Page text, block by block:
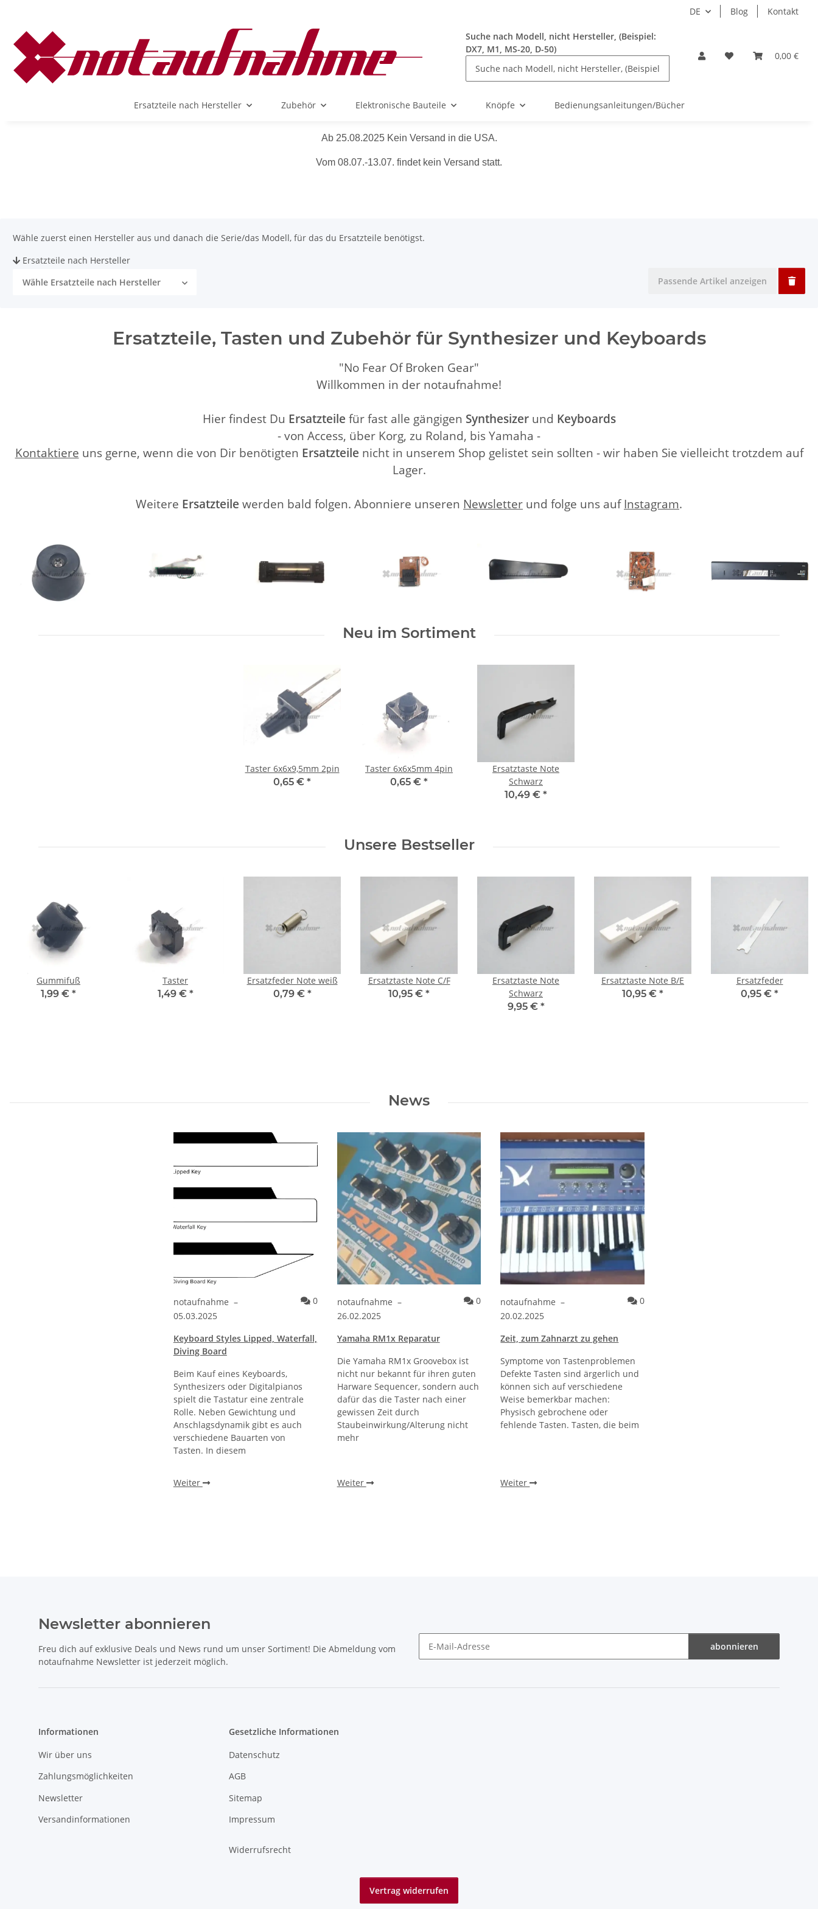
DE Blog Kontakt
Suche nach Modell, nicht Hersteller, (Beispiel:
DX7, M1, MS-20, D-50)
0,00 €
Ersatzteile nach Hersteller Zubehör Elektronische Bauteile Knöpfe Bedienungsanleitungen/Bücher
Ab 25.08.2025 Kein Versand in die USA.
Vom 08.07.-13.07. findet kein Versand statt.
Wähle zuerst einen Hersteller aus und danach die Serie/das Modell, für das du Ersatzteile benötigst.
Ersatzteile nach Hersteller
Wähle Ersatzteile nach Hersteller
Passende Artikel anzeigen
Ersatzteile, Tasten und Zubehör für Synthesizer und Keyboards
"No Fear Of Broken Gear"
Willkommen in der notaufnahme!
Hier findest Du Ersatzteile für fast alle gängigen Synthesizerund Keyboards
- von Access, über Korg, zu Roland, bis Yamaha -
Kontaktiere uns gerne, wenn die von Dir benötigten Ersatzteile nicht in unserem Shop gelistet sein sollten - wir haben Sie vielleicht trotzdem auf
Lager.
Weitere Ersatzteile werden bald folgen. Abonniere unseren Newsletter und folge uns auf Instagram.
Neu im Sortiment
Taster 6x6x9,5mm 2pin
0,65 € *
Taster 6x6x5mm 4pin
0,65 € *
Ersatztaste Note
Schwarz
10,49 € *
Unsere Bestseller
Gummifuß
1,99 € *
Taster
1,49 € *
Ersatzfeder Note weiß
0,79 € *
Ersatztaste Note C/F
10,95 € *
Ersatztaste Note
Schwarz
9,95 € *
Ersatztaste Note B/E
10,95 € *
Ersatzfeder
0,95 € *
News
notaufnahme –
05.03.2025
0Kommentare zum Artikel Keyboard Styles Lipped, Waterfall, Diving Board
Keyboard Styles Lipped, Waterfall,
Diving Board
Beim Kauf eines Keyboards,
Synthesizers oder Digitalpianos
spielt die Tastatur eine zentrale
Rolle. Neben Gewichtung und
Anschlagsdynamik gibt es auch
verschiedene Bauarten von
Tasten. In diesem
Weiter
notaufnahme –
26.02.2025
0Kommentare zum Artikel Yamaha RM1x Reparatur
Yamaha RM1x Reparatur
Die Yamaha RM1x Groovebox ist
nicht nur bekannt für ihren guten
Harware Sequencer, sondern auch
dafür das die Taster nach einer
gewissen Zeit durch
Staubeinwirkung/Alterung nicht
mehr
Weiter
notaufnahme –
20.02.2025
0Kommentare zum Artikel Zeit, zum
Zeit, zum Zahnarzt zu gehen
Symptome von Tastenproblemen
Defekte Tasten sind ärgerlich und
können sich auf verschiedene
Weise bemerkbar machen:
Physisch gebrochene oder
fehlende Tasten. Tasten, die beim
Weiter
Newsletter abonnieren
Freu dich auf exklusive Deals und News rund um unser Sortiment! Die Abmeldung vom
notaufnahme Newsletter ist jederzeit möglich.
abonnieren
Informationen
Wir über uns
Zahlungsmöglichkeiten
Newsletter
Versandinformationen
Gesetzliche Informationen
Datenschutz
AGB
Sitemap
Impressum
Widerrufsrecht
Vertrag widerrufen